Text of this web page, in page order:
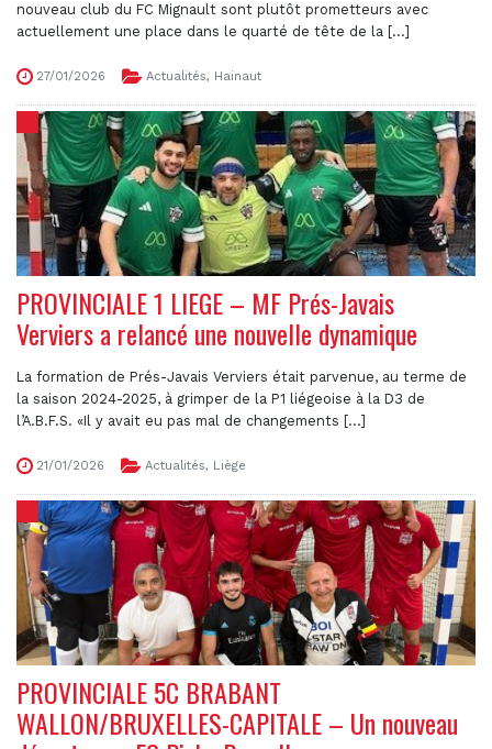
nouveau club du FC Mignault sont plutôt prometteurs avec
actuellement une place dans le quarté de tête de la [...]
27/01/2026 Actualités, Hainaut
PROVINCIALE 1 LIEGE – MF Prés-Javais
Verviers a relancé une nouvelle dynamique
La formation de Prés-Javais Verviers était parvenue, au terme de
la saison 2024-2025, à grimper de la P1 liégeoise à la D3 de
l’A.B.F.S. «Il y avait eu pas mal de changements [...]
21/01/2026 Actualités, Liège
PROVINCIALE 5C BRABANT
WALLON/BRUXELLES-CAPITALE – Un nouveau